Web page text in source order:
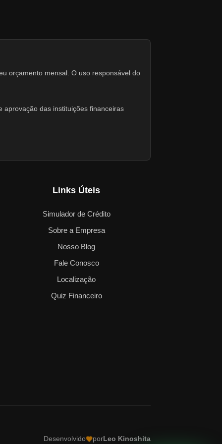
orçamento mensal. O uso responsável do
aprovação das instituições financeiras
Links Úteis
Simulador de Crédito
Sobre a Empresa
Nosso Blog
Fale Conosco
Localização
Quiz Financeiro
Desenvolvido porLeo Kinoshita